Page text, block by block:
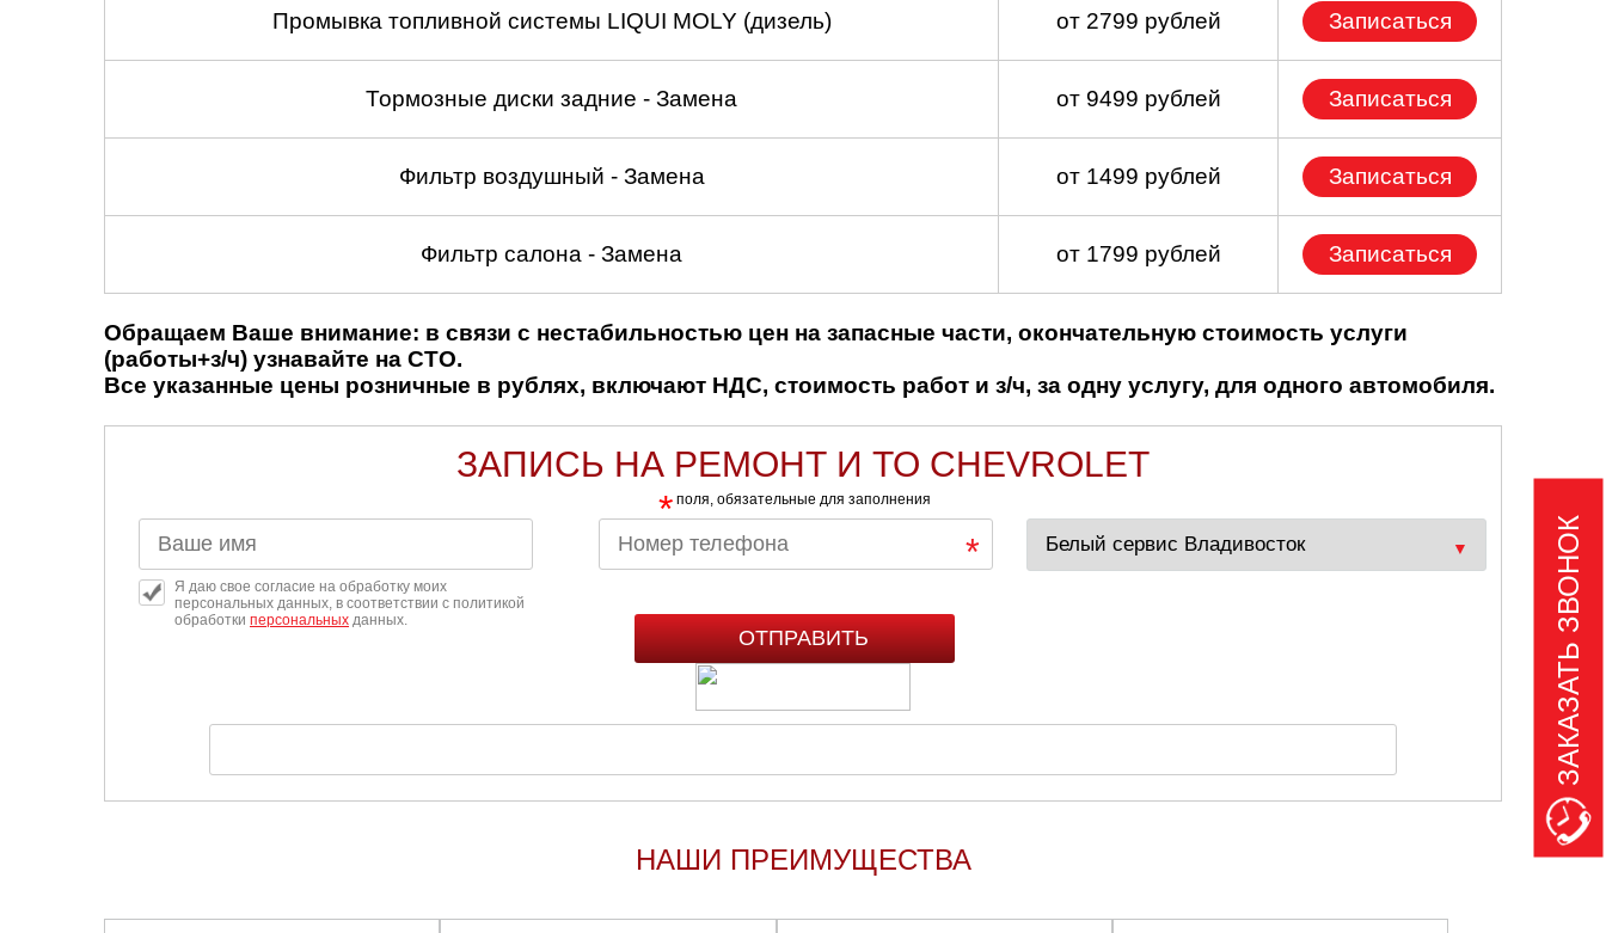
Промывка топливной системы LIQUI MOLY (дизель) от 2799 рублей Записаться
Тормозные диски задние - Замена от 9499 рублей Записаться
Фильтр воздушный - Замена от 1499 рублей Записаться
Фильтр салона - Замена от 1799 рублей Записаться
Обращаем Ваше внимание: в связи с нестабильностью цен на запасные части, окончательную стоимость услуги
(работы+з/ч) узнавайте на СТО.
Все указанные цены розничные в рублях, включают НДС, стоимость работ и з/ч, за одну услугу, для одного автомобиля.
ЗАПИСЬ НА РЕМОНТ И ТО CHEVROLET
* поля, обязательные для заполнения
Я даю свое согласие на обработку моих
персональных данных, в соответствии с политикой
обработки персональных данных.
НАШИ ПРЕИМУЩЕСТВА
ЗАКАЗАТЬ ЗВОНОК